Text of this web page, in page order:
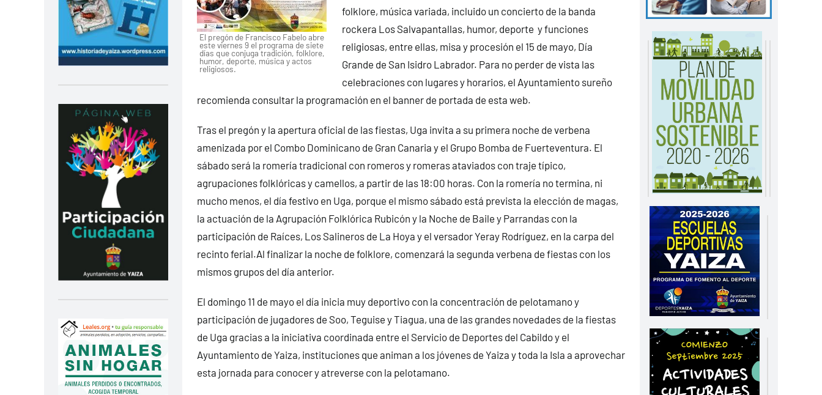
El pregón de Francisco Fabelo abre
este viernes 9 el programa de siete
días que conjuga tradición, folklore,
humor, deporte, música y actos
religiosos.
folklore, música variada, incluido un concierto de la banda
rockera Los Salvapantallas, humor, deporte y funciones
religiosas, entre ellas, misa y procesión el 15 de mayo, Día
Grande de San Isidro Labrador. Para no perder de vista las
celebraciones con lugares y horarios, el Ayuntamiento sureño
recomienda consultar la programación en el banner de portada de esta web.
Tras el pregón y la apertura oficial de las fiestas, Uga invita a su primera noche de verbena
amenizada por el Combo Dominicano de Gran Canaria y el Grupo Bomba de Fuerteventura. El
sábado será la romería tradicional con romeros y romeras ataviados con traje típico,
agrupaciones folklóricas y camellos, a partir de las 18:00 horas. Con la romería no termina, ni
mucho menos, el día festivo en Uga, porque el mismo sábado está prevista la elección de magas,
la actuación de la Agrupación Folklórica Rubicón y la Noche de Baile y Parrandas con la
participación de Raíces, Los Salineros de La Hoya y el versador Yeray Rodríguez, en la carpa del
recinto ferial.Al finalizar la noche de folklore, comenzará la segunda verbena de fiestas con los
mismos grupos del día anterior.
El domingo 11 de mayo el día inicia muy deportivo con la concentración de pelotamano y
participación de jugadores de Soo, Teguise y Tiagua, una de las grandes novedades de la fiestas
de Uga gracias a la iniciativa coordinada entre el Servicio de Deportes del Cabildo y el
Ayuntamiento de Yaiza, instituciones que animan a los jóvenes de Yaiza y toda la Isla a aprovechar
esta jornada para conocer y atreverse con la pelotamano.